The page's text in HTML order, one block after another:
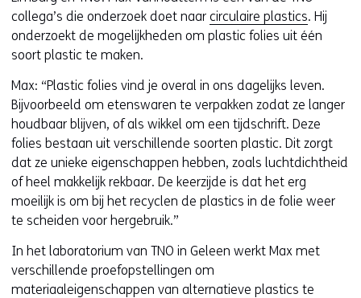
collega’s die onderzoek doet naar circulaire plastics. Hij
onderzoekt de mogelijkheden om plastic folies uit één
soort plastic te maken.
Max: “Plastic folies vind je overal in ons dagelijks leven.
Bijvoorbeeld om etenswaren te verpakken zodat ze langer
houdbaar blijven, of als wikkel om een tijdschrift. Deze
folies bestaan uit verschillende soorten plastic. Dit zorgt
dat ze unieke eigenschappen hebben, zoals luchtdichtheid
of heel makkelijk rekbaar. De keerzijde is dat het erg
moeilijk is om bij het recyclen de plastics in de folie weer
te scheiden voor hergebruik.”
In het laboratorium van TNO in Geleen werkt Max met
verschillende proefopstellingen om
materiaaleigenschappen van alternatieve plastics te